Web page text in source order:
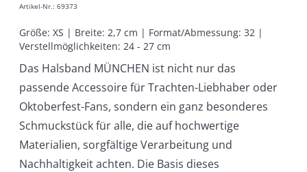
Artikel-Nr.: 69373
Größe: XS | Breite: 2,7 cm | Format/Abmessung: 32 |
Verstellmöglichkeiten: 24 - 27 cm
Das Halsband MÜNCHEN ist nicht nur das
passende Accessoire für Trachten-Liebhaber oder
Oktoberfest-Fans, sondern ein ganz besonderes
Schmuckstück für alle, die auf hochwertige
Materialien, sorgfältige Verarbeitung und
Nachhaltigkeit achten. Die Basis dieses